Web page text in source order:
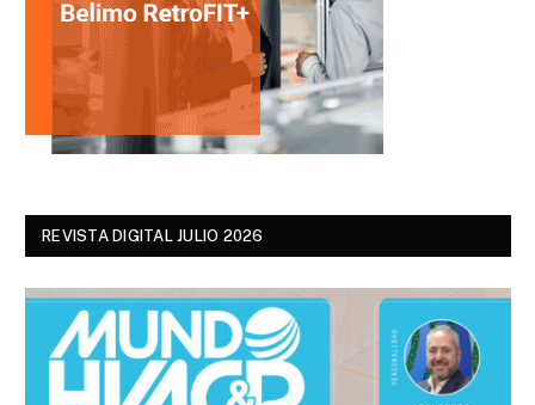
REVISTA DIGITAL JULIO 2026